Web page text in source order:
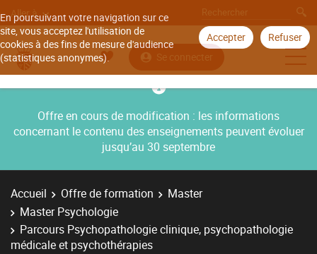
En poursuivant votre navigation sur ce
site, vous acceptez l'utilisation de
cookies à des fins de mesure d'audience
(statistiques anonymes).
Accepter Refuser
Aller à
Se connecter
Offre en cours de modification : les informations
concernant le contenu des enseignements peuvent évoluer
jusqu’au 30 septembre
Accueil Offre de formation
Master
Master Psychologie
Parcours Psychopathologie clinique, psychopathologie
médicale et psychothérapies